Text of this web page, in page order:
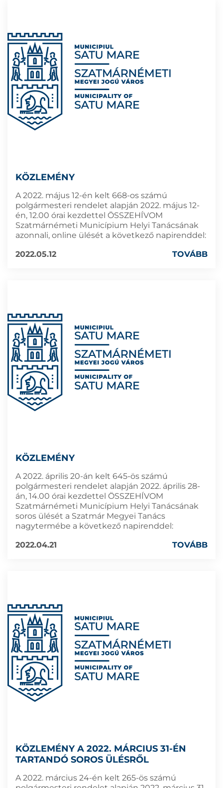
KÖZLEMÉNY
A 2022. május 12-én kelt 668-os számú
polgármesteri rendelet alapján 2022. május 12-
én, 12.00 órai kezdettel ÖSSZEHÍVOM
Szatmárnémeti Municípium Helyi Tanácsának
azonnali, online ülését a következő napirenddel:
2022.05.12
TOVÁBB
KÖZLEMÉNY
A 2022. április 20-án kelt 645-ös számú
polgármesteri rendelet alapján 2022. április 28-
án, 14.00 órai kezdettel ÖSSZEHÍVOM
Szatmárnémeti Municípium Helyi Tanácsának
soros ülését a Szatmár Megyei Tanács
nagytermébe a következő napirenddel:
2022.04.21
TOVÁBB
KÖZLEMÉNY A 2022. MÁRCIUS 31-ÉN
TARTANDÓ SOROS ÜLÉSRŐL
A 2022. március 24-én kelt 265-ös számú